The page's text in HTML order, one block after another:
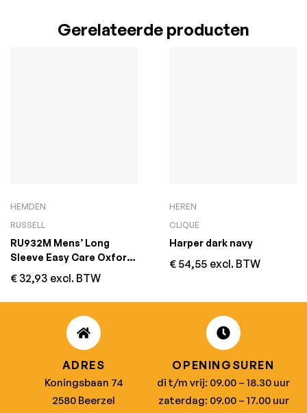
Gerelateerde producten
HEMDEN
RUSSELL
RU932M Mens’ Long
Sleeve Easy Care Oxford
Shirt Zwart
€ 32,93 excl. BTW
HEREN
CLIQUE
Harper dark navy
€ 54,55 excl. BTW
ADRES
Koningsbaan 74
2580 Beerzel
OPENINGSUREN
di t/m vrij: 09.00 – 18.30 uur
zaterdag: 09.00 – 17.00 uur